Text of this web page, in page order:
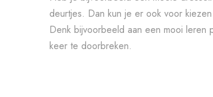
deurtjes. Dan kun je er ook voor
Denk bijvoorbeeld aan een mooi leren
keer te doorbreken.